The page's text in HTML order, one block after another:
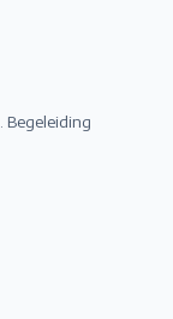
Begeleiding